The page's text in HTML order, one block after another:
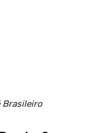
Brasileiro